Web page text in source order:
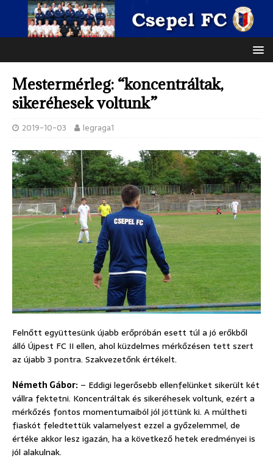
Mestermérleg: “koncentráltak,
sikeréhesek voltunk”
2019-10-03 legraga1
Felnőtt együttesünk újabb erőpróbán esett túl a jó erőkből
álló Újpest FC II ellen, ahol küzdelmes mérkőzésen tett szert
az újabb 3 pontra. Szakvezetőnk értékelt.
Németh Gábor: – Eddigi legerősebb ellenfelünket sikerült két
vállra fektetni. Koncentráltak és sikeréhesek voltunk, ezért a
mérkőzés fontos momentumaiból jól jöttünk ki. A múltheti
fiaskót feledtettük valamelyest ezzel a győzelemmel, de
értéke akkor lesz igazán, ha a következő hetek eredményei is
jól alakulnak.